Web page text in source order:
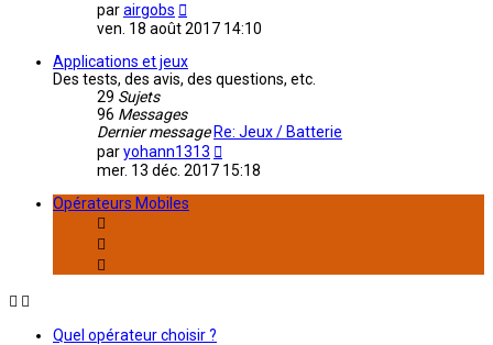
parairgobs
le
message
ven. 18 août 2017 14:10
Applications et jeux
Des tests, des avis, des questions, etc.
29 Sujets
96 Messages
Dernier message Re: Jeux / Batterie
paryohann1313
le
mer. 13 déc. 2017 15:18
Opérateurs Mobiles
Quel opérateur choisir ?